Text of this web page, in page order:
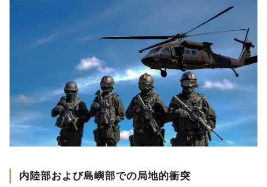
内陸部および島嶼部での局地的衝突